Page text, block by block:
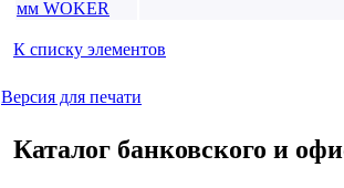
К списку элементов
Версия для печати
Каталог банковского и